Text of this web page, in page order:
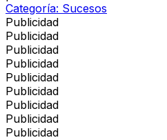
Categoría: Sucesos
Publicidad
Publicidad
Publicidad
Publicidad
Publicidad
Publicidad
Publicidad
Publicidad
Publicidad